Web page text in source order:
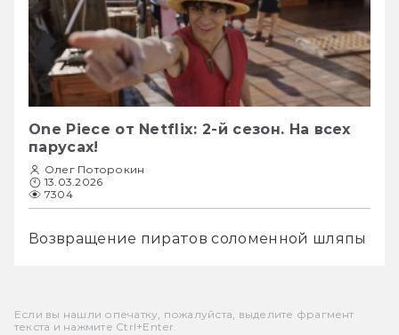
One Piece от Netflix: 2-й сезон. На всех
парусах!
Олег Поторокин
13.03.2026
7304
Возвращение пиратов соломенной шляпы
Если вы нашли опечатку, пожалуйста, выделите фрагмент
текста и нажмите Ctrl+Enter.